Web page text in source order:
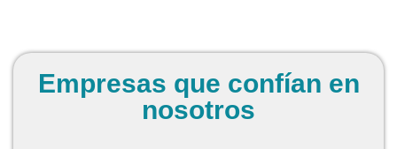
Empresas que confían en
nosotros